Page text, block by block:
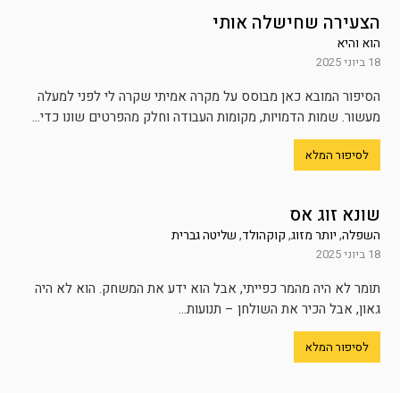
הצעירה שחישלה אותי
הוא והיא
18 ביוני 2025
הסיפור המובא כאן מבוסס על מקרה אמיתי שקרה לי לפני למעלה
מעשור. שמות הדמויות, מקומות העבודה וחלק מהפרטים שונו כדי...
לסיפור המלא
שונא זוג אס
השפלה,יותר מזוג,קוקהולד,שליטה גברית
18 ביוני 2025
תומר לא היה מהמר כפייתי, אבל הוא ידע את המשחק. הוא לא היה
גאון, אבל הכיר את השולחן – תנועות...
לסיפור המלא